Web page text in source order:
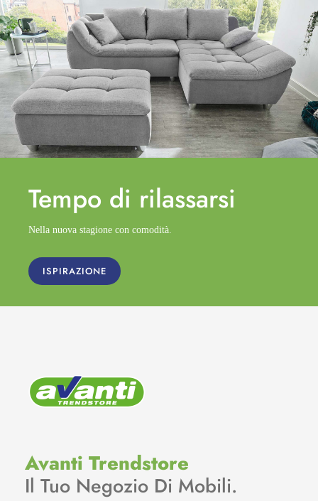
Tempo di rilassarsi
Nella nuova stagione con comodità.
ISPIRAZIONE
Avanti Trendstore
Il Tuo Negozio Di Mobili.